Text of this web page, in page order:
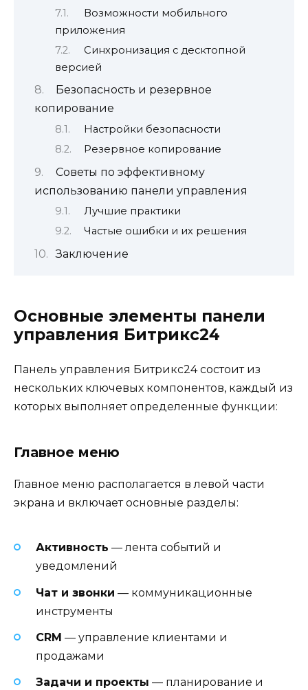
Возможности мобильного
приложения
Синхронизация с десктопной
версией
Безопасность и резервное
копирование
Настройки безопасности
Резервное копирование
Советы по эффективному
использованию панели управления
Лучшие практики
Частые ошибки и их решения
Заключение
Основные элементы панели
управления Битрикс24
Панель управления Битрикс24 состоит из
нескольких ключевых компонентов, каждый из
которых выполняет определенные функции:
Главное меню
Главное меню располагается в левой части
экрана и включает основные разделы:
Активность — лента событий и
уведомлений
Чат и звонки — коммуникационные
инструменты
CRM — управление клиентами и
продажами
Задачи и проекты — планирование и